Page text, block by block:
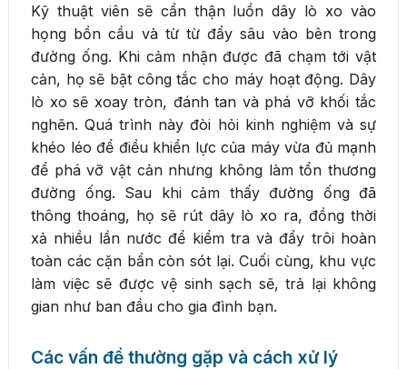
Kỹ thuật viên sẽ cẩn thận luồn dây lò xo vào
họng bồn cầu và từ từ đẩy sâu vào bên trong
đường ống. Khi cảm nhận được đã chạm tới vật
cản, họ sẽ bật công tắc cho máy hoạt động. Dây
lò xo sẽ xoay tròn, đánh tan và phá vỡ khối tắc
nghẽn. Quá trình này đòi hỏi kinh nghiệm và sự
khéo léo để điều khiển lực của máy vừa đủ mạnh
để phá vỡ vật cản nhưng không làm tổn thương
đường ống. Sau khi cảm thấy đường ống đã
thông thoáng, họ sẽ rút dây lò xo ra, đồng thời
xả nhiều lần nước để kiểm tra và đẩy trôi hoàn
toàn các cặn bẩn còn sót lại. Cuối cùng, khu vực
làm việc sẽ được vệ sinh sạch sẽ, trả lại không
gian như ban đầu cho gia đình bạn.
Các vấn đề thường gặp và cách xử lý